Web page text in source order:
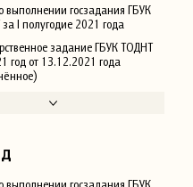
выполнении госзадания ГБУК
I полугодие 2021 года
задание ГБУК ТОДНТ
год от 13.12.2021 года